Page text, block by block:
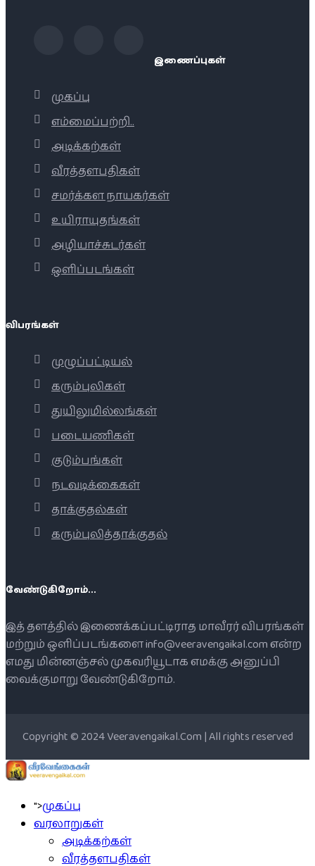
இணைப்புகள்
முகப்பு
எம்மைப்பற்றி..
அடிக்கற்கள்
வீரத்தளபதிகள்
சமர்க்கள நாயகர்கள்
உயிராயுதங்கள்
அழியாச்சுடர்கள்
ஒளிப்படங்கள்
விபரங்கள்
முழுப்பட்டியல்
கரும்புலிகள்
துயிலுமில்லங்கள்
படையணிகள்
குடும்பங்கள்
நடவடிக்கைகள்
தாக்குதல்கள்
கரும்புலித்தாக்குதல்
வேண்டுகிறோம்...
இத் தளத்தில் இணைக்கப்பட்டிராத மாவீரர் விபரங்கள்
மற்றும் ஒளிப்படங்களை info@veeravengaikal.com என்ற
எமது மின்னஞ்சல் முகவரியூடாக எமக்கு அனுப்பி
வைக்குமாறு வேண்டுகிறோம்.
Copyright © 2024 Veeravengaikal.Com | All rights reserved
">முகப்பு
வரலாறுகள்
அடிக்கற்கள்
வீரத்தளபதிகள்